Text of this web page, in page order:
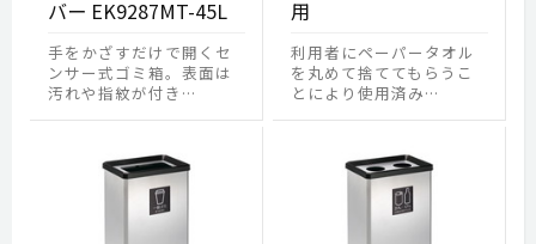
バー EK9287MT-45L
手をかざすだけで開くセ
ンサー式ゴミ箱。表面は
汚れや指紋が付き…
用
利用者にペーパータオル
を丸めて捨ててもらうこ
とにより使用済み…